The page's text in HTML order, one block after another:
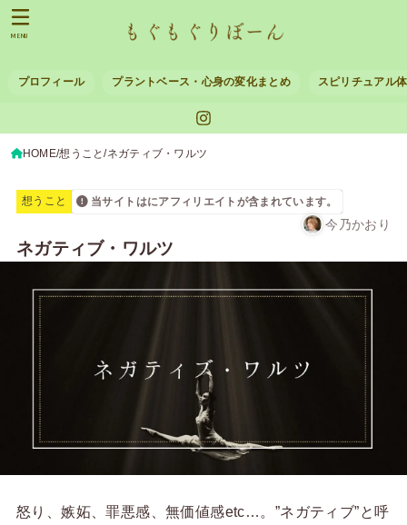
プロフィール プラントベース・心身の変化まとめ スピリチュアル
MENU
HOME 想うこと ネガティブ・ワルツ
想うこと 当サイトはにアフィリエイトが含まれています。
今乃かおり
ネガティブ・ワルツ
怒り、嫉妬、罪悪感、無価値感etc…。”ネガティブ”と呼